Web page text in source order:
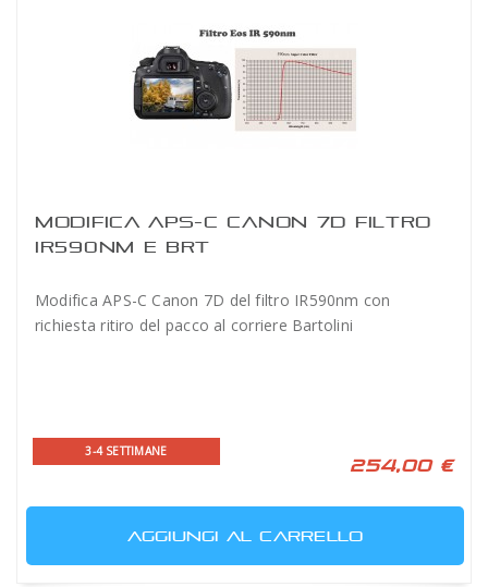
MODIFICA APS-C CANON 7D FILTRO
IR590NM E BRT
Modifica APS-C Canon 7D del filtro IR590nm con
richiesta ritiro del pacco al corriere Bartolini
3-4 SETTIMANE
254,00 €
AGGIUNGI AL CARRELLO